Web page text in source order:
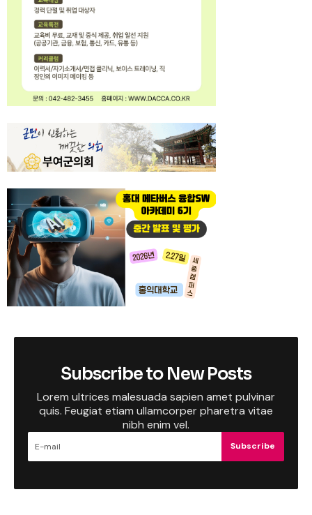
Subscribe to New Posts
Lorem ultrices malesuada sapien amet pulvinar
quis. Feugiat etiam ullamcorper pharetra vitae
nibh enim vel.
Subscribe